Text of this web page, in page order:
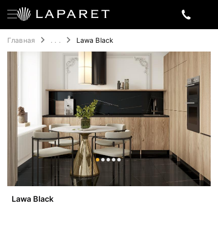
Главная . . . Lawa Black
Lawa Black